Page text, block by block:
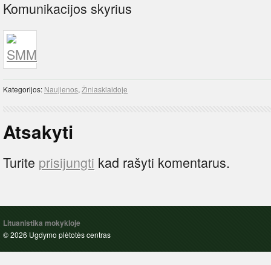
Komunikacijos skyrius
Kategorijos: Naujienos, Žiniasklaidoje
Atsakyti
Turite prisijungti kad rašyti komentarus.
Lituanistika mokykloje
© 2026 Ugdymo plėtotės centras